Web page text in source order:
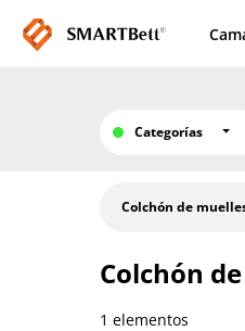
Categorías
Colchón de
Colchón
1 elementos